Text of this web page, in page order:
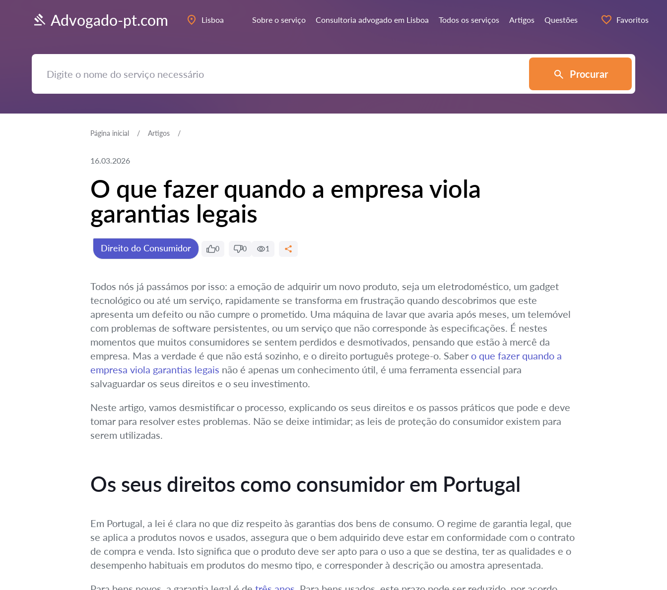
Advogado-pt.com Lisboa Sobre o serviço Consultoria advogado em Lisboa Todos os serviços Artigos Questões Favoritos
Procurar
Página inicial Artigos
16.03.2026
O que fazer quando a empresa viola
garantias legais
Direito do Consumidor 0 0 1
Todos nós já passámos por isso: a emoção de adquirir um novo produto, seja um eletrodoméstico, um gadget
tecnológico ou até um serviço, rapidamente se transforma em frustração quando descobrimos que este
apresenta um defeito ou não cumpre o prometido. Uma máquina de lavar que avaria após meses, um telemóvel
com problemas de software persistentes, ou um serviço que não corresponde às especificações. É nestes
momentos que muitos consumidores se sentem perdidos e desmotivados, pensando que estão à mercê da
empresa. Mas a verdade é que não está sozinho, e o direito português protege-o. Saber o que fazer quando a
empresa viola garantias legais não é apenas um conhecimento útil, é uma ferramenta essencial para
salvaguardar os seus direitos e o seu investimento.
Neste artigo, vamos desmistificar o processo, explicando os seus direitos e os passos práticos que pode e deve
tomar para resolver estes problemas. Não se deixe intimidar; as leis de proteção do consumidor existem para
serem utilizadas.
Os seus direitos como consumidor em Portugal
Em Portugal, a lei é clara no que diz respeito às garantias dos bens de consumo. O regime de garantia legal, que
se aplica a produtos novos e usados, assegura que o bem adquirido deve estar em conformidade com o contrato
de compra e venda. Isto significa que o produto deve ser apto para o uso a que se destina, ter as qualidades e o
desempenho habituais em produtos do mesmo tipo, e corresponder à descrição ou amostra apresentada.